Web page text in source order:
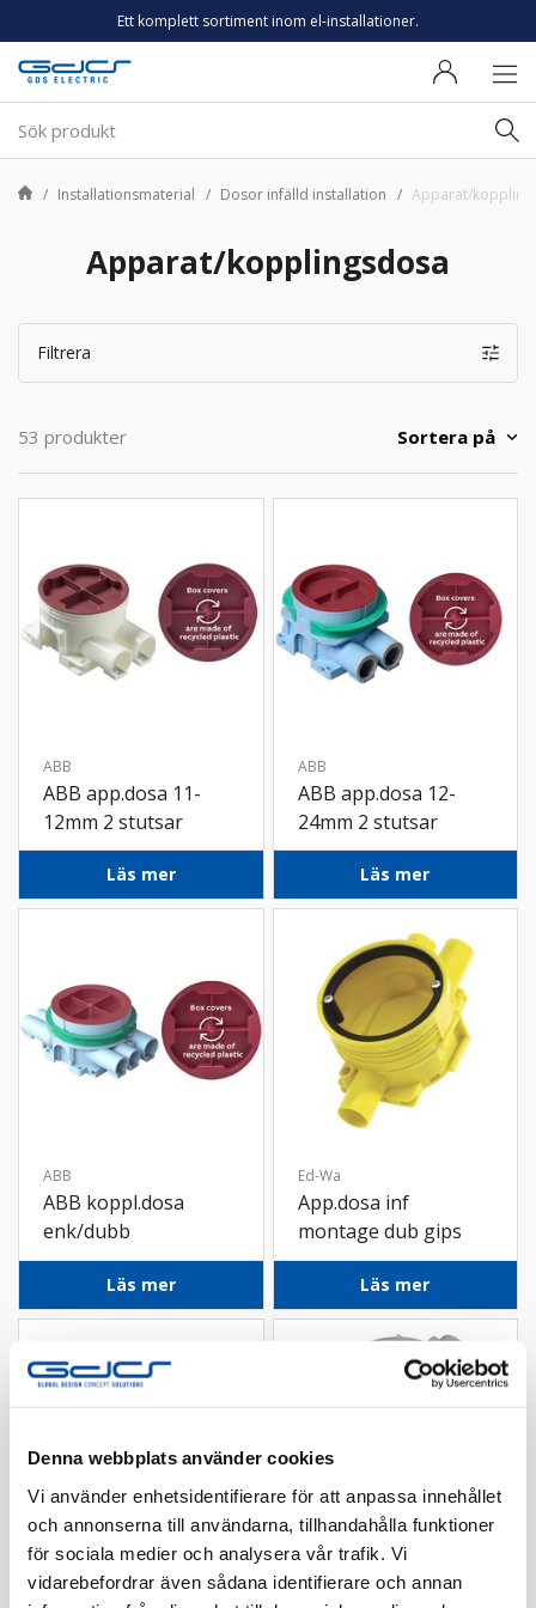
Denna webbplats använder cookies
Vi använder enhetsidentifierare för att anpassa innehållet
och annonserna till användarna, tillhandahålla funktioner
för sociala medier och analysera vår trafik. Vi
vidarebefordrar även sådana identifierare och annan
Ett komplett sortiment inom el-installationer.
Installationsmaterial Dosor infälld installation Apparat/
Apparat/kopplingsdosa
Filtrera
53 produkter Sortera på
ABB
ABB app.dosa 11-
12mm 2 stutsar
Läs mer
ABB
ABB app.dosa 12-
24mm 2 stutsar
Läs mer
ABB
ABB koppl.dosa
enk/dubb
Läs mer
Ed-Wa
App.dosa inf
montage dub gips
26mm
Läs mer
Ed-Wa Ed-Wa